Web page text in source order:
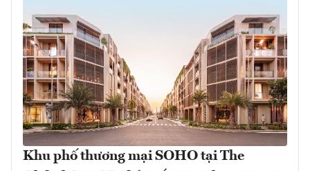
Khu phố thương mại SOHO tại The